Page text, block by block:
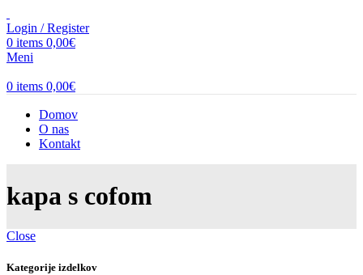
Login / Register
0 items 0,00€
Meni
0 items 0,00€
Domov
O nas
Kontakt
kapa s cofom
Close
Kategorije izdelkov